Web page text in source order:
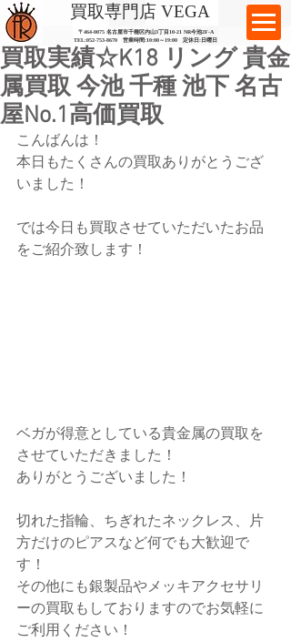
​買取専門店 VEGA
〒464-0075 名古屋市千種区内山3丁目10-21 ​ NR今池2F-A​
TEL:052-753-8670 営業時間:10:00～19:00​ 定休日:日曜日
買取実績☆K18 リング 貴金
属買取 今池 千種 池下 名古
屋No.1高価買取
こんばんは！
本日もたくさんの買取ありがとうござ
いました！
では今日も買取させていただいたお品
をご紹介致します！
ベガが得意としている貴金属の買取を
させていただきました！
ありがとうございました！
切れた指輪、ちぎれたネックレス、片
方だけのピアスなど何でも大歓迎で
す！
その他にも銀製品やメッキアクセサリ
ーの買取もしておりますのでお気軽に
ご利用ください！